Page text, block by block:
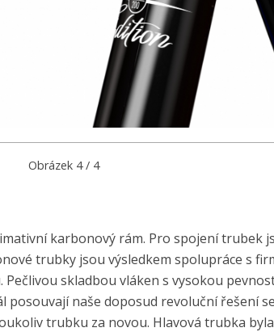
Obrázek 4 / 4
karbonový rám. Pro spojení trubek
trubky jsou výsledkem spolupráce s
skladbou vláken s vysokou
posouvají naše doposud revoluční řešení
trubku za novou. Hlavová trubka